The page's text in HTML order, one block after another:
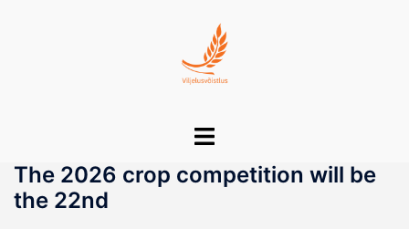
Toggle
The 2026 crop competition will be
the 22nd